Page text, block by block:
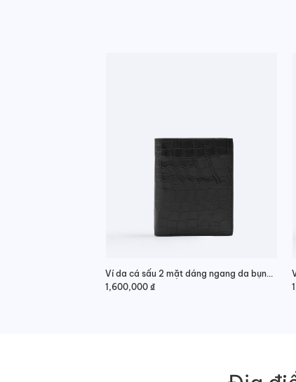
Ví da cá sấu 2 mặt dáng ngang da bụng cao cấp
1,600,000 ₫